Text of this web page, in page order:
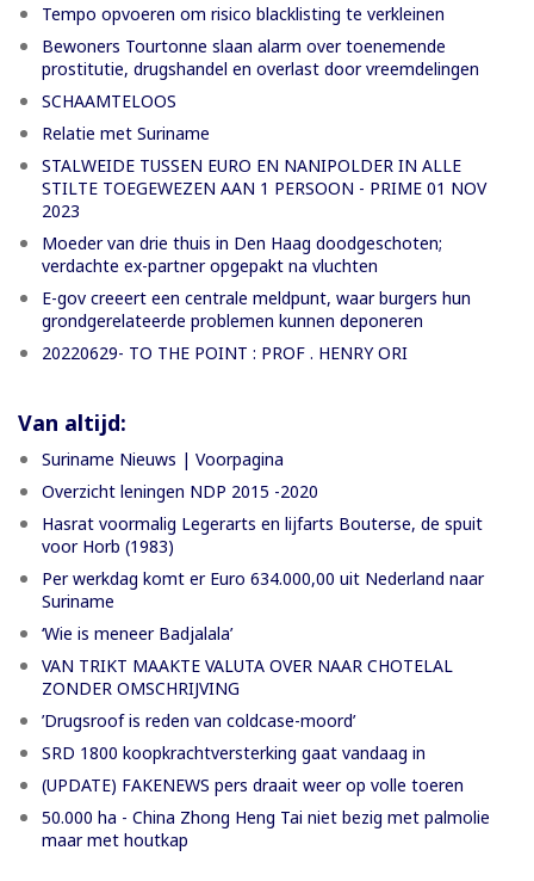
Tempo opvoeren om risico blacklisting te verkleinen
Bewoners Tourtonne slaan alarm over toenemende
prostitutie, drugshandel en overlast door vreemdelingen
SCHAAMTELOOS
Relatie met Suriname
STALWEIDE TUSSEN EURO EN NANIPOLDER IN ALLE
STILTE TOEGEWEZEN AAN 1 PERSOON - PRIME 01 NOV
2023
Moeder van drie thuis in Den Haag doodgeschoten;
verdachte ex-partner opgepakt na vluchten
E-gov creeert een centrale meldpunt, waar burgers hun
grondgerelateerde problemen kunnen deponeren
20220629- TO THE POINT : PROF . HENRY ORI
Van altijd:
Suriname Nieuws | Voorpagina
Overzicht leningen NDP 2015 -2020
Hasrat voormalig Legerarts en lijfarts Bouterse, de spuit
voor Horb (1983)
Per werkdag komt er Euro 634.000,00 uit Nederland naar
Suriname
‘Wie is meneer Badjalala’
VAN TRIKT MAAKTE VALUTA OVER NAAR CHOTELAL
ZONDER OMSCHRIJVING
’Drugsroof is reden van coldcase-moord’
SRD 1800 koopkrachtversterking gaat vandaag in
(UPDATE) FAKENEWS pers draait weer op volle toeren
50.000 ha - China Zhong Heng Tai niet bezig met palmolie
maar met houtkap